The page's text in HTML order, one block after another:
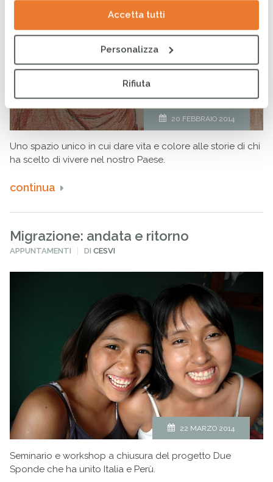
Accetta tutti
Personalizza
Rifiuta
20 FEBBRAIO 2014
Uno spazio unico in cui dare vita e colore alle storie di chi
ha scelto di vivere nel nostro Paese.
continua
Migrazione: andata e ritorno
PUBBLICATO
APPUNTAMENTI DICESVI
22 MARZO 2014
Seminario e workshop a chiusura del progetto Due
Sponde che ha unito Italia e Perù.